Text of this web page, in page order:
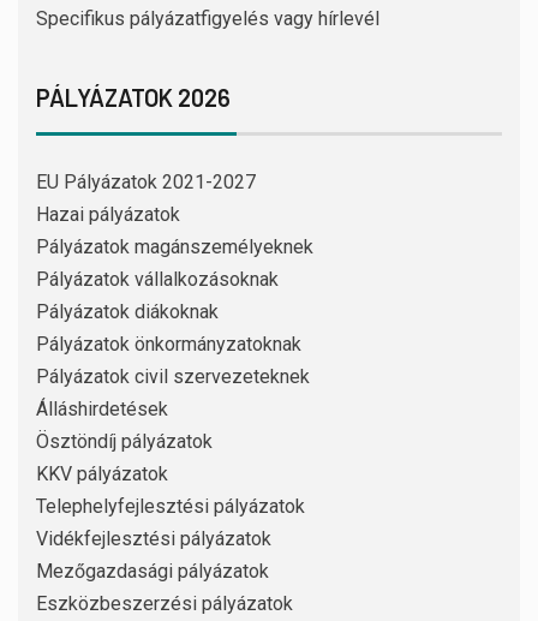
Specifikus pályázatfigyelés vagy hírlevél
PÁLYÁZATOK 2026
EU Pályázatok 2021-2027
Hazai pályázatok
Pályázatok magánszemélyeknek
Pályázatok vállalkozásoknak
Pályázatok diákoknak
Pályázatok önkormányzatoknak
Pályázatok civil szervezeteknek
Álláshirdetések
Ösztöndíj pályázatok
KKV pályázatok
Telephelyfejlesztési pályázatok
Vidékfejlesztési pályázatok
Mezőgazdasági pályázatok
Eszközbeszerzési pályázatok